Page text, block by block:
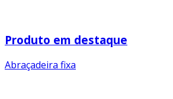
Produto em destaque
Abraçadeira fixa